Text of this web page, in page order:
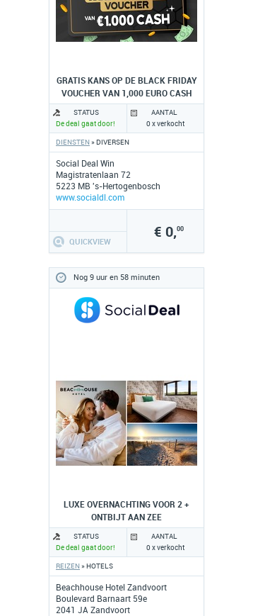
GRATIS KANS OP DE BLACK FRIDAY
VOUCHER VAN 1,000 EURO CASH
Social Deal Win
Magistratenlaan 72
5223 MB 's-Hertogenbosch
www.socialdl.com
DIENSTEN» DIVERSEN
STATUS
De deal gaat door!
AANTAL
0 x verkocht
QUICKVIEW
€ 0,00
Nog 9 uur en 58 minuten
LUXE OVERNACHTING VOOR 2 +
ONTBIJT AAN ZEE
Beachhouse Hotel Zandvoort
Boulevard Barnaart 59e
2041 JA Zandvoort
REIZEN» HOTELS
STATUS
De deal gaat door!
AANTAL
0 x verkocht